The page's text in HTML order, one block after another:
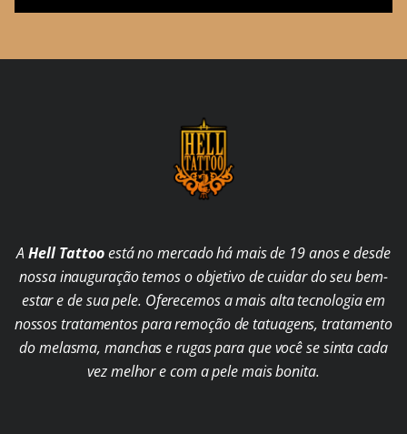
AHell Tattooestá no mercado há mais de 19 anos e desde
nossa inauguração temos o objetivo de cuidar do seu bem-
estar e de sua pele. Oferecemos a mais alta tecnologia em
nossos tratamentos para remoção de tatuagens, tratamento
do melasma, manchas e rugas para que você se sinta cada
vez melhor e com a pele mais bonita.